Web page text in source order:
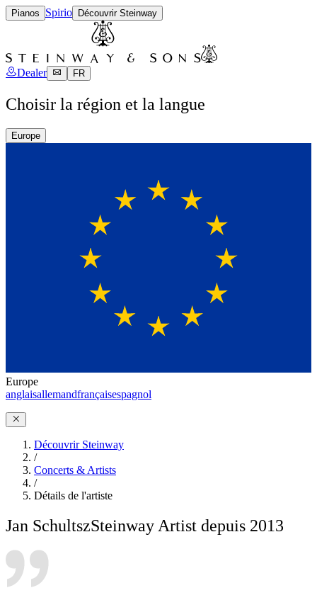
Pianos Spirio Découvrir Steinway
Dealer FR
Choisir la région et la langue
Europe
Europe
anglaisallemandfrançaisespagnol
Découvrir Steinway
/
Concerts & Artists
/
Détails de l'artiste
Jan SchultszSteinway Artist depuis 2013